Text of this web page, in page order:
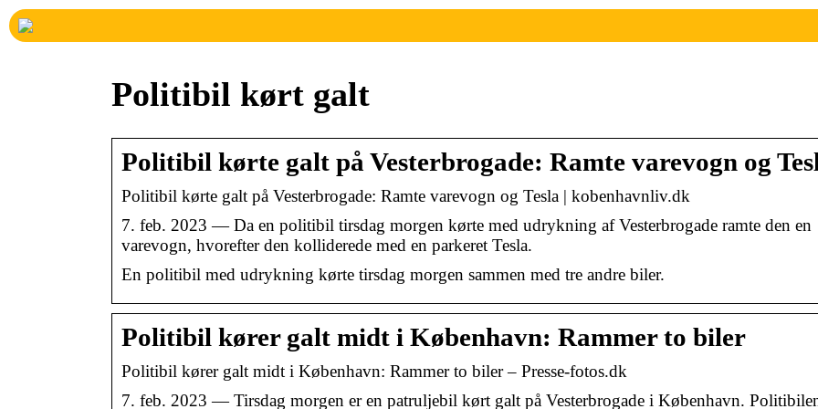
Politibil kørt galt
Politibil kørte galt på Vesterbrogade: Ramte varevogn og
Politibil kørte galt på Vesterbrogade: Ramte varevogn og Tesla | kobenhavnliv.dk
7. feb. 2023 — Da en politibil tirsdag morgen kørte med udrykning af Vesterbrogade ramte den en
varevogn, hvorefter den kolliderede med en parkeret Tesla.
En politibil med udrykning kørte tirsdag morgen sammen med tre andre biler.
Politibil kører galt midt i København: Rammer to biler
Politibil kører galt midt i København: Rammer to biler – Presse-fotos.dk
7. feb. 2023 — Tirsdag morgen er en patruljebil kørt galt på Vesterbrogade i København.